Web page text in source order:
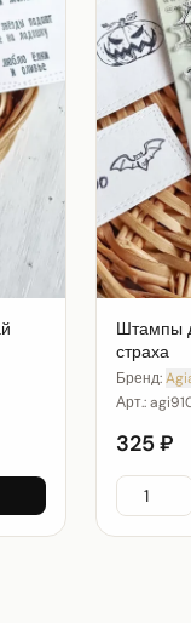
Штампы
страха
Бренд:
Арт.:
325 ₽